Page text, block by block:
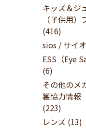
キッズ＆ジ
（子供用）
(416)
sios / サイ
ESS（Eye
(6)
その他のメ
裳協力情報
(223)
レンズ (13)